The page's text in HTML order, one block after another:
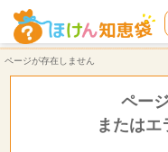
ページが存在しません | ほけん知恵袋
ページが存在しません
ペー
またはエ